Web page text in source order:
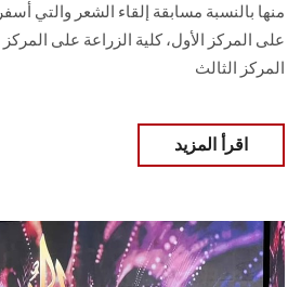
سجل الان
منها بالنسبة مسابقة إلقاء الشعر والتي
على المركز الأول، كلية الزراعة على المركز
‏المركز الثالث
اقرأ المزيد